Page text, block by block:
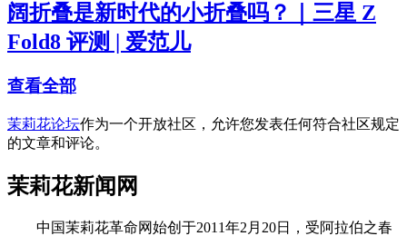
阔折叠是新时代的小折叠吗？｜三星 Z
Fold8 评测 | 爱范儿
查看全部
茉莉花论坛作为一个开放社区，允许您发表任何符合社区规定
的文章和评论。
茉莉花新闻网
中国茉莉花革命网始创于2011年2月20日，受阿拉伯之春